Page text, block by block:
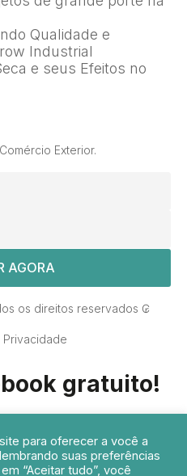
Qualidade e
Industrial
e seus Efeitos no
Exterior.
AGORA
os direitos reservados ₢
Privacidade
para oferecer a você a
suas preferências
“Aceitar tudo”, você
gratuito!